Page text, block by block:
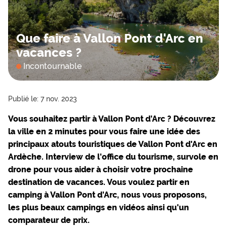
Que faire à Vallon Pont d'Arc en
vacances ?
Incontournable
Publié le: 7 nov. 2023
Vous souhaitez partir à Vallon Pont d'Arc ? Découvrez
la ville en 2 minutes pour vous faire une idée des
principaux atouts touristiques de Vallon Pont d'Arc en
Ardèche. Interview de l'office du tourisme, survole en
drone pour vous aider à choisir votre prochaine
destination de vacances. Vous voulez partir en
camping à Vallon Pont d'Arc, nous vous proposons,
les plus beaux campings en vidéos ainsi qu'un
comparateur de prix.